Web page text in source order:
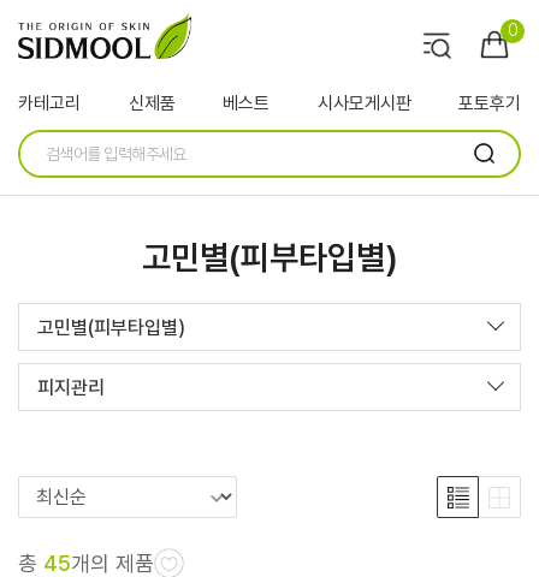
0
카테고리 신제품 베스트 시사모게시판 포토후기
고민별(피부타입별)
고민별(피부타입별)
피지관리
총 45개의 제품